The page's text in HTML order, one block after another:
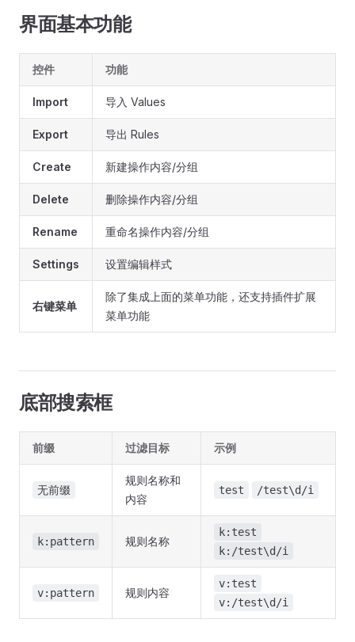
界面基本功能
控件 功能
Import 导入 Values
Export 导出 Rules
Create 新建操作内容/分组
Delete 删除操作内容/分组
Rename 重命名操作内容/分组
Settings 设置编辑样式
右键菜单
除了集成上面的菜单功能，还支持插件扩展
菜单功能
底部搜索框
前缀 过滤目标 示例
无前缀
规则名称和
内容
test /test\d/i
k:pattern 规则名称
k:test
k:/test\d/i
v:pattern 规则内容
v:test
v:/test\d/i